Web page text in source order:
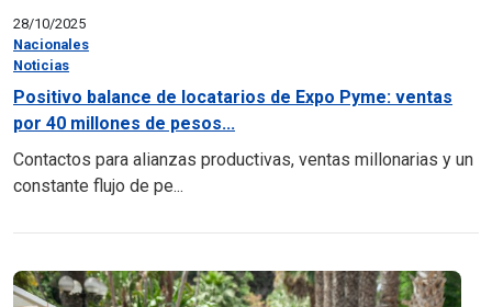
28/10/2025
Nacionales
Noticias
Positivo balance de locatarios de Expo Pyme: ventas
por 40 millones de pesos...
Contactos para alianzas productivas, ventas millonarias y un
constante flujo de pe...